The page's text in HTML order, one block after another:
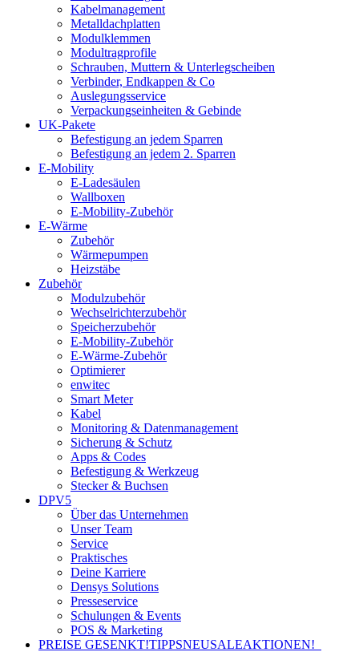
Kabelmanagement
Metalldachplatten
Modulklemmen
Modultragprofile
Schrauben, Muttern & Unterlegscheiben
Verbinder, Endkappen & Co
Auslegungsservice
Verpackungseinheiten & Gebinde
UK-Pakete
Befestigung an jedem Sparren
Befestigung an jedem 2. Sparren
E-Mobility
E-Ladesäulen
Wallboxen
E-Mobility-Zubehör
E-Wärme
Zubehör
Wärmepumpen
Heizstäbe
Zubehör
Modulzubehör
Wechselrichterzubehör
Speicherzubehör
E-Mobility-Zubehör
E-Wärme-Zubehör
Optimierer
enwitec
Smart Meter
Kabel
Monitoring & Datenmanagement
Sicherung & Schutz
Apps & Codes
Befestigung & Werkzeug
Stecker & Buchsen
DPV5
Über das Unternehmen
Unser Team
Service
Praktisches
Deine Karriere
Densys Solutions
Presseservice
Schulungen & Events
POS & Marketing
PREISE GESENKT!TIPPSNEUSALEAKTIONEN!